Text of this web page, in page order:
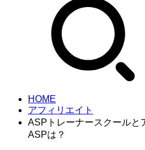
HOME
アフィリエイト
ASPトレーナースクールと
ASPは？